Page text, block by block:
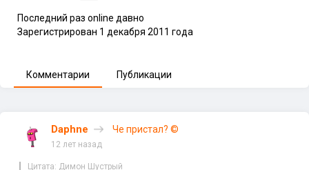
Последний раз online давно
Зарегистрирован 1 декабря 2011 года
Комментарии Публикации
Daphne Че пристал? ©
12 лет назад
Цитата: Димон Шустрый